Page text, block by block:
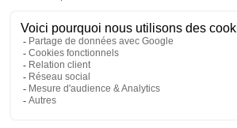
Marchand approuvé par la Société des
cliquez ici pour vérifier.
ILS PARLENT DE NOUS